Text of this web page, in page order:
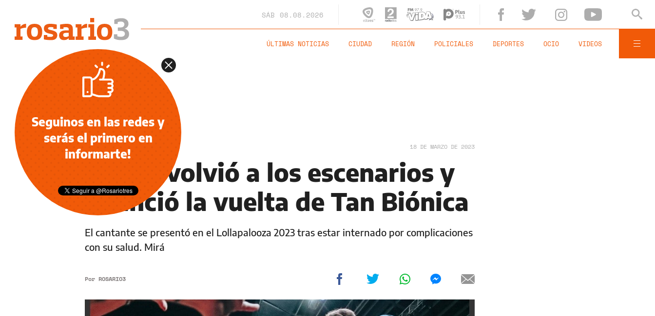
SÁB 08.08.2026
ÚLTIMAS NOTICIAS CIUDAD REGIÓN POLICIALES DEPORTES OCIO VIDEOS
OCIO 18 DE MARZO DE 2023
Chano volvió a los escenarios y
anunció la vuelta de Tan Biónica
El cantante se presentó en el Lollapalooza 2023 tras estar internado por complicaciones
con su salud. Mirá
Por ROSARIO3
Seguinos en las redes y
serás el primero en
informarte!